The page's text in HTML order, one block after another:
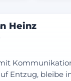
Heinz
Entzug, bleibe